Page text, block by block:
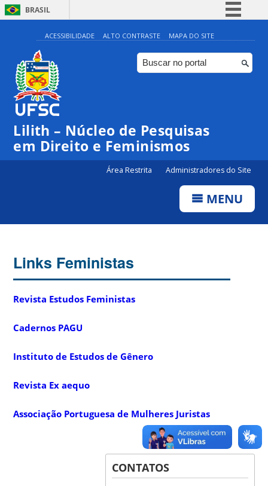
BRASIL
Simplifique!
Comunica BR
Participe
Canais
ACESSIBILIDADE ALTO CONTRASTE MAPA DO SITE
Lilith – Núcleo de Pesquisas
em Direito e Feminismos
Área Restrita Administradores do Site
MENU
Links Feministas
Revista Estudos Feministas
Cadernos PAGU
Instituto de Estudos de Gênero
Revista Ex aequo
Associação Portuguesa de Mulheres Juristas
CONTATOS